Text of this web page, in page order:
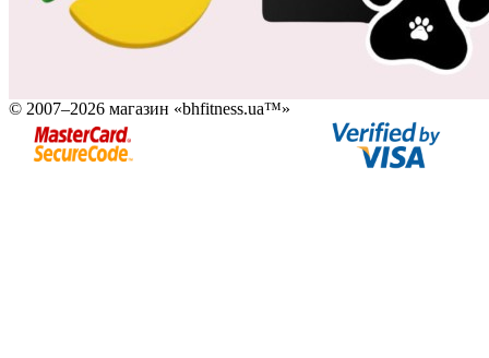
© 2007–2026 магазин «bhfitness.ua™»